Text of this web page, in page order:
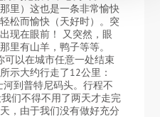
里）这也是一条非常愉快
松而愉快（天好时）。突
现在眼前！ 又突然，眼
里有山羊，鸭子等等。
可以在城市任意一处结束
示大约行走了12公里：
到普特尼码头。行程不
们不得不用了两天才走完
，由于我们没有做好充分